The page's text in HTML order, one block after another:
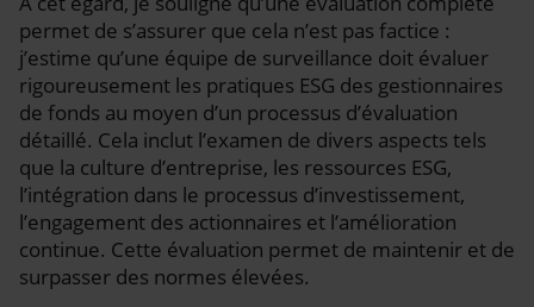
permet de s’assurer que cela n’est pas factice :
j’estime qu’une équipe de surveillance doit évaluer
rigoureusement les pratiques ESG des gestionnaires
de fonds au moyen d’un processus d’évaluation
détaillé. Cela inclut l’examen de divers aspects tels
que la culture d’entreprise, les ressources ESG,
l’intégration dans le processus d’investissement,
l’engagement des actionnaires et l’amélioration
continue. Cette évaluation permet de maintenir et de
surpasser des normes élevées.